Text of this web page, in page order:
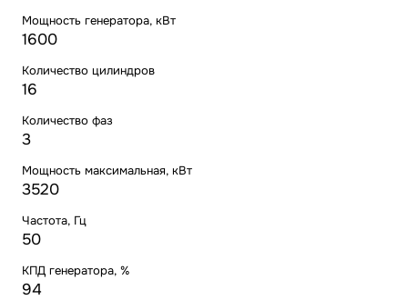
Мощность генератора, кВт
1600
Количество цилиндров
16
Количество фаз
3
Мощность максимальная, кВт
3520
Частота, Гц
50
КПД генератора, %
94